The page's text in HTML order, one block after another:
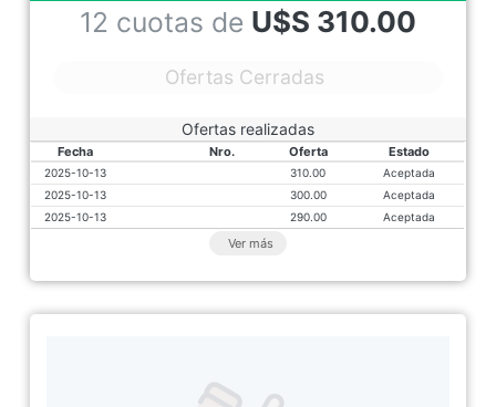
12 cuotas de U$S 310.00
Ofertas Cerradas
Ofertas realizadas
Fecha Nro. Oferta Estado
2025-10-13 310.00
Aceptada
2025-10-13
300.00
Aceptada
2025-10-13
290.00 Aceptada
Ver más